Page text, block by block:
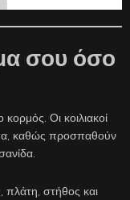
σου όσο
Οι κοιλιακοί
καθώς προσπαθούν
πλάτη, στήθος και